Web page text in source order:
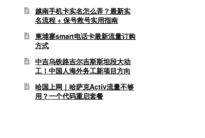
越南手机卡实名怎么弄？最新实
名流程 + 保号救号实用指南
柬埔寨smart电话卡最新流量订购
方式
中吉乌铁路吉尔吉斯斯坦段大动
工！中国人海外务工新项目方向
哈国上网｜哈萨克Activ流量不够
用？一个代码重启套餐